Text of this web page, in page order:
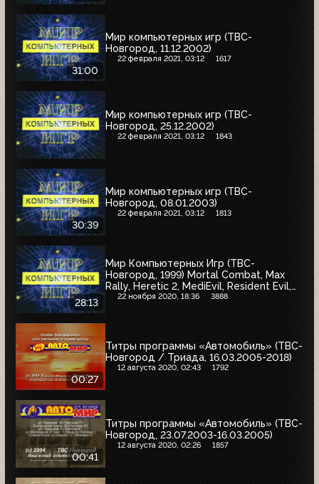
31:00
Мир компьютерных игр (ТВС-
Новгород, 11.12.2002)
22 февраля 2021, 03:12 1617
Мир компьютерных игр (ТВС-
Новгород, 25.12.2002)
22 февраля 2021, 03:12 1843
30:39
Мир компьютерных игр (ТВС-
Новгород, 08.01.2003)
22 февраля 2021, 03:12 1813
28:13
Мир Компьютерных Игр (ТВС-
Новгород, 1999) Mortal Combat, Max
Rally, Heretic 2, MediEvil, Resident Evil,
Venus Art
22 ноября 2020, 18:36 3888
00:27
Титры программы «Автомобиль» (ТВС-
Новгород / Триада, 16.03.2005-2018)
12 августа 2020, 02:43 1792
00:41
Титры программы «Автомобиль» (ТВС-
Новгород, 23.07.2003-16.03.2005)
12 августа 2020, 02:26 1857